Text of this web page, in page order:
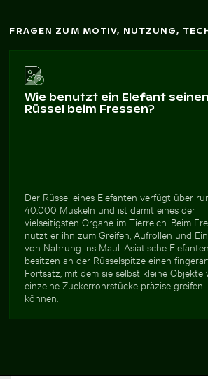
FRAGEN ZUM MOTIV, NUTZUNG,
Wie benutzt ein Elefant seinen
Rüssel beim Fressen?
Der Rüssel eines Elefanten verfügt über
40.000 Muskeln und ist damit eines der
vielseitigsten Organe im Tierreich. Beim
nutzt er ihn zum Greifen, Aufrollen und
von Nahrung ins Maul. Asiatische Elefanten
besitzen an der Rüsselspitze einen
Fortsatz, mit dem sie selbst kleine Objekte
einzelne Zuckerrohrstücke präzise greifen
können.